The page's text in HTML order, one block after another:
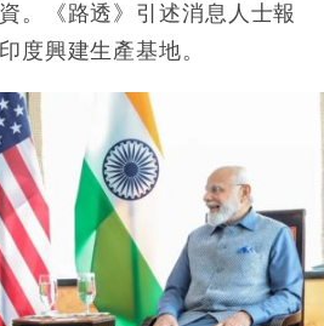
逾360億美元 支援Anthropic租用
擴大金屬關稅範圍 14類產品或加徵
9月升級會員制度 增鉑金卡級別鎖
售額連升14個月 珠寶鐘錶銷售升勢
。《路透》引述消息人士報
度興建生產基地。